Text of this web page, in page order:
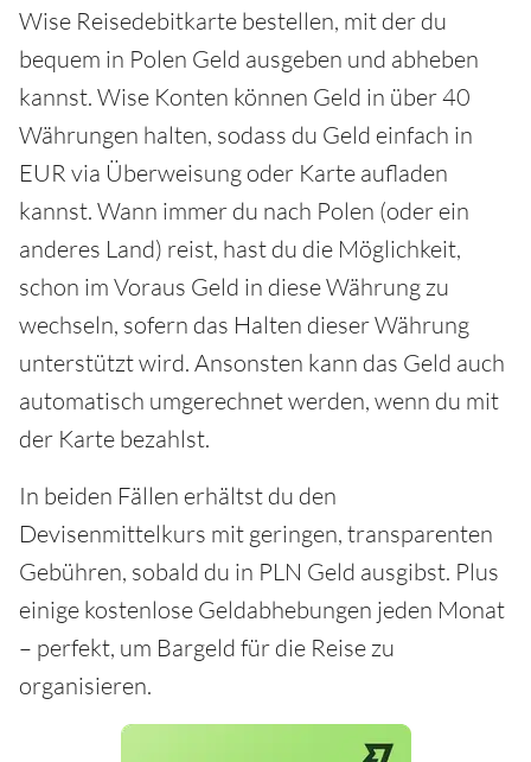
Wise Reisedebitkarte bestellen, mit der du
bequem in Polen Geld ausgeben und abheben
kannst. Wise Konten können Geld in über 40
Währungen halten, sodass du Geld einfach in
EUR via Überweisung oder Karte aufladen
kannst. Wann immer du nach Polen (oder ein
anderes Land) reist, hast du die Möglichkeit,
schon im Voraus Geld in diese Währung zu
wechseln, sofern das Halten dieser Währung
unterstützt wird. Ansonsten kann das Geld auch
automatisch umgerechnet werden, wenn du mit
der Karte bezahlst.
In beiden Fällen erhältst du den
Devisenmittelkurs mit geringen, transparenten
Gebühren, sobald du in PLN Geld ausgibst. Plus
einige kostenlose Geldabhebungen jeden Monat
– perfekt, um Bargeld für die Reise zu
organisieren.